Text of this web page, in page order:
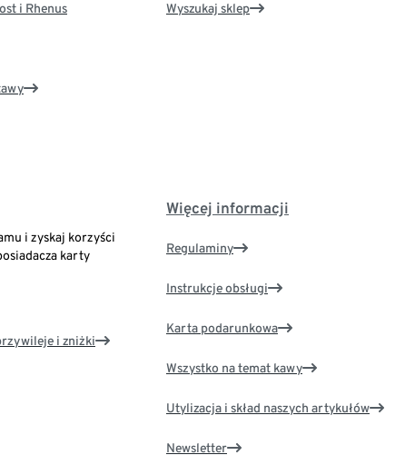
i Rhenus
Wyszukaj sklep
i zyskaj korzyści
karty
i zniżki
Więcej informacji
Regulaminy
Instrukcje obsługi
Karta podarunkowa
Wszystko na temat kawy
Utylizacja i skład naszych artykułów
Newsletter